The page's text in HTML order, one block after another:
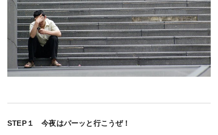
STEP１ 今夜はパーッと行こうぜ！